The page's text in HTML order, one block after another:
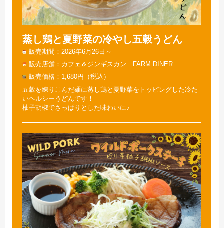
蒸し鶏と夏野菜の冷やし五穀うどん
販売期間
2026年6月26日～
販売店舗
カフェ＆ジンギスカン FARM DINER
販売価格
1,680円（税込）
五穀を練りこんだ麺に蒸し鶏と夏野菜をトッピングした冷た
いヘルシーうどんです！
柚子胡椒でさっぱりとした味わいに♪